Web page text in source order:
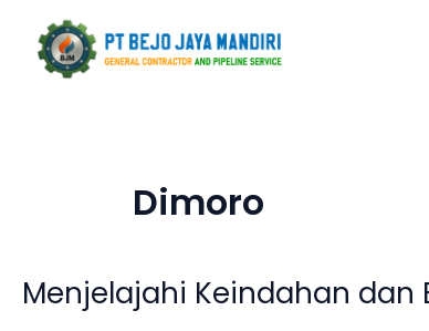
konten
Dimoro
Menjelajahi Keindahan dan
Menjelajahi
Keindahan